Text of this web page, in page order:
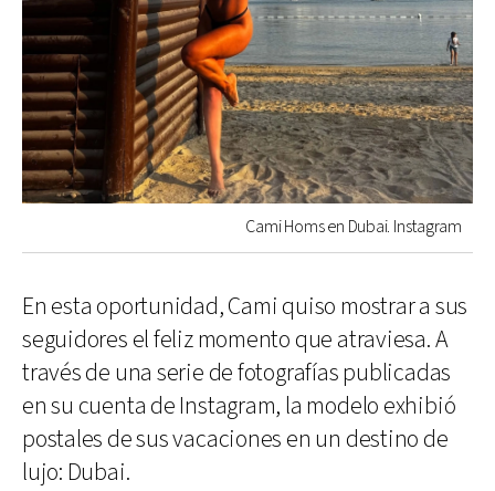
Cami Homs en Dubai. Instagram
En esta oportunidad, Cami quiso mostrar a sus
seguidores el feliz momento que atraviesa. A
través de una serie de fotografías publicadas
en su cuenta de Instagram, la modelo exhibió
postales de sus vacaciones en un destino de
lujo: Dubai.